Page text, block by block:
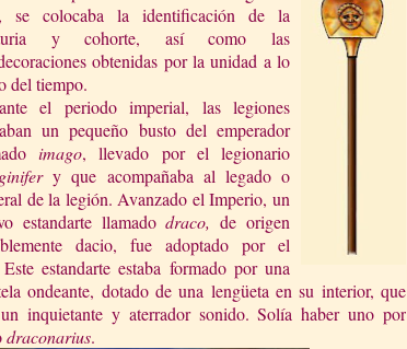
se colocaba la identificación de la
y cohorte, así como las
obtenidas por la unidad a lo
del tiempo.
el periodo imperial, las legiones
un pequeño busto del emperador
imago, llevado por el legionario
y que acompañaba al legado o
de la legión. Avanzado el Imperio, un
estandarte llamadodraco,de origen
dacio, fue adoptado por el
estandarte estaba formado por una
ondeante, dotado de una lengüeta en su interior, que
inquietante y aterrador sonido. Solía haber uno por
draconarius.